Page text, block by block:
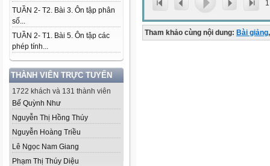
TUẦN 2- T2. Bài 3. Ôn tập phân
số...
TUẦN 2- T1. Bài 5. Ôn tập các
phép tính...
THÀNH VIÊN TRỰC TUYẾN
1722 khách và 131 thành viên
Bế Quỳnh Như
Nguyễn Thị Hồng Thúy
Nguyễn Hoàng Triều
Lê Ngọc Nam Giang
Phạm Thị Thúy Diệu
1
Tham khảo cùng nội dung: Bài giảng,